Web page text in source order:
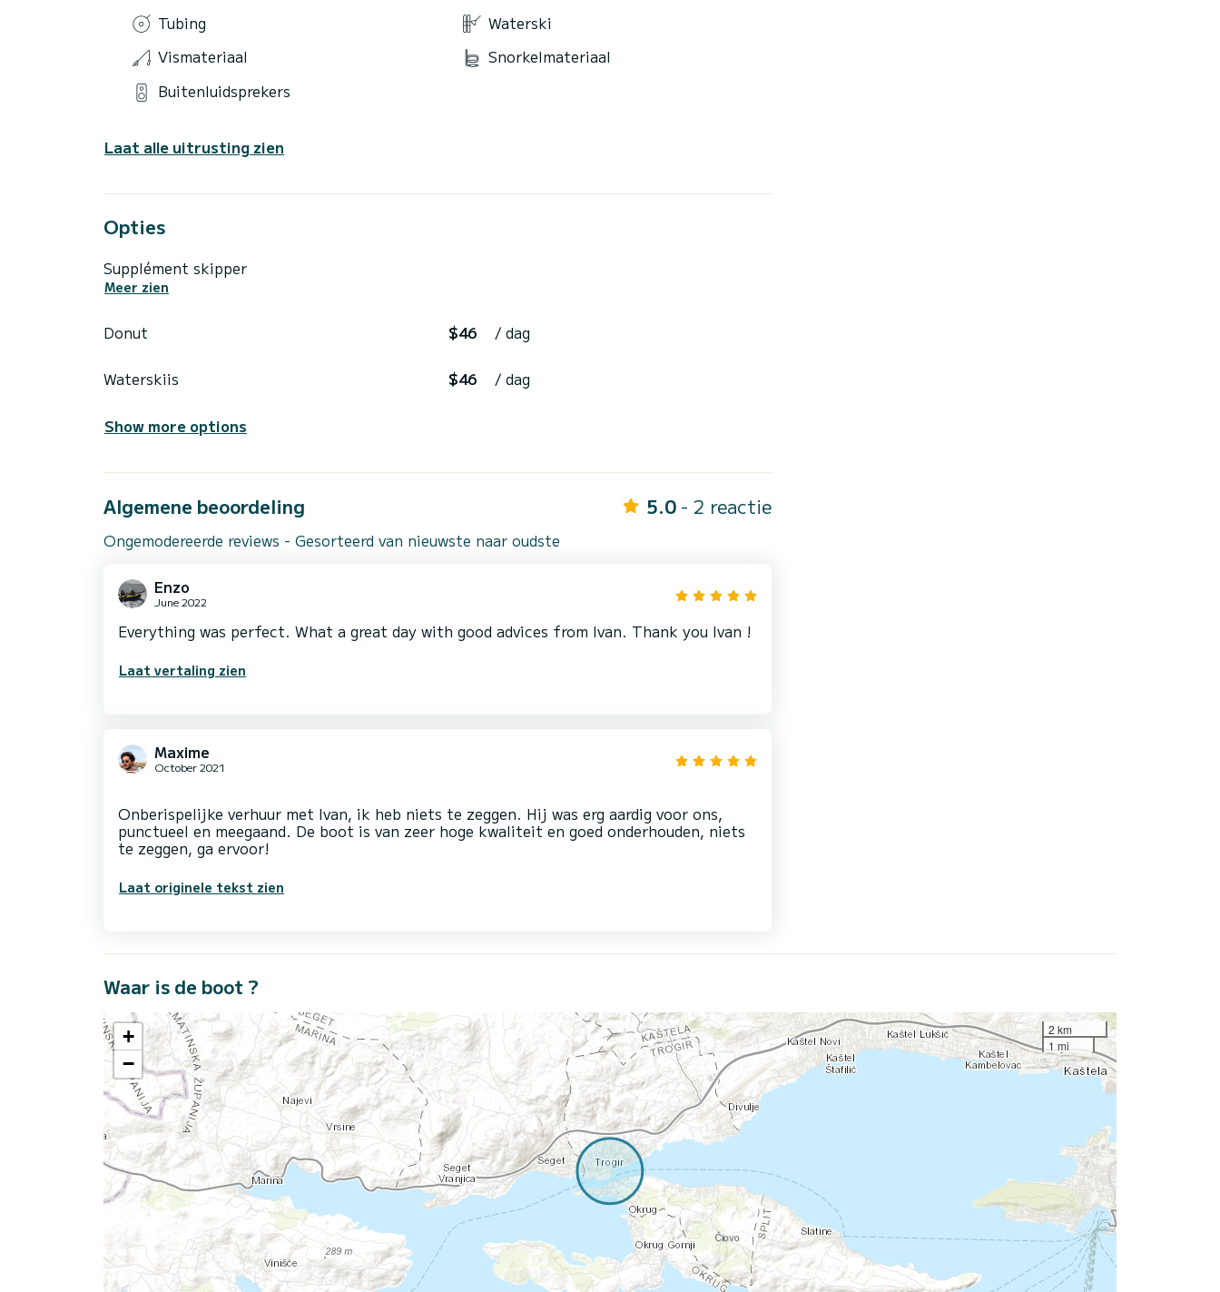
Tubing
Waterski
Vismateriaal
Snorkelmateriaal
Buitenluidsprekers
Laat alle uitrusting zien
Opties
Supplément skipper
Meer zien
Donut $46 / dag
Waterskiis $46 / dag
Show more options
Algemene beoordeling 5.0 - 2 reactie
Ongemodereerde reviews - Gesorteerd van nieuwste naar oudste
Enzo
June 2022
Everything was perfect. What a great day with good advices from Ivan. Thank you Ivan !
Laat vertaling zien
Maxime
October 2021
Onberispelijke verhuur met Ivan, ik heb niets te zeggen. Hij was erg aardig voor ons,
punctueel en meegaand. De boot is van zeer hoge kwaliteit en goed onderhouden, niets
Laat originele tekst zien
Waar is de boot ?
+
−
2 km
1 mi